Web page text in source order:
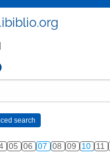
05 06 07 08 09 10 11